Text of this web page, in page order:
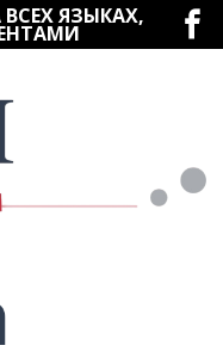
ЯЗЫКАХ,